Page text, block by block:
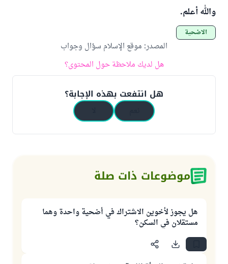
والله أعلم.
الأضحية
المصدر: موقع الإسلام سؤال وجواب
هل لديك ملاحظة حول المحتوى؟
هل انتفعت بهذه الإجابة؟
موضوعات ذات صلة
هل يجوز لأخوين الاشتراك في أضحية واحدة وهما
مستقلان في السكن؟